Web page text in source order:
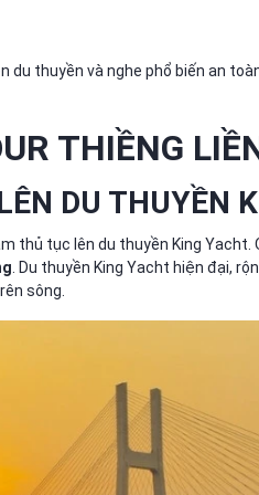
du thuyền và nghe phổ biến an
THIỀNG
DU THUYỀN
thủ tục lên du thuyền King Yacht.
. Du thuyền King Yacht hiện đại,
sông.